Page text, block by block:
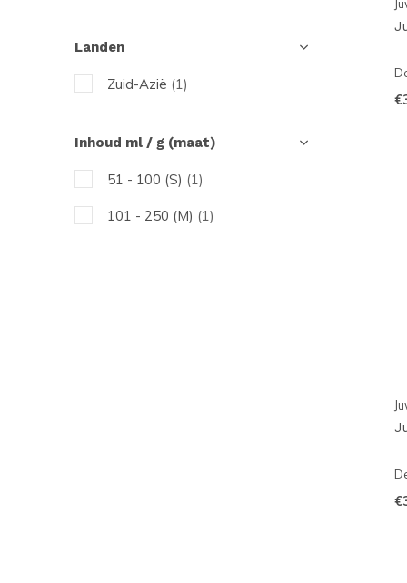
(3)
tot 500 (2)
Landen
Zuid-Azië (1)
Inhoud ml / g (maat)
51 - 100 (S) (1)
101 - 250 (M) (1)